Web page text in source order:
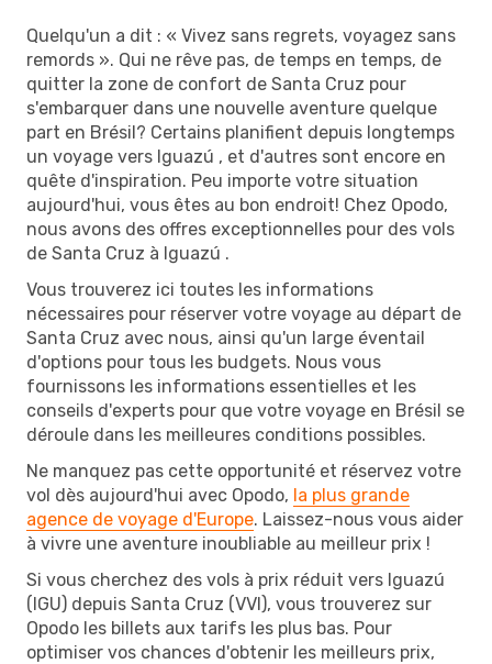
Quelqu'un a dit : « Vivez sans regrets, voyagez sans
remords ». Qui ne rêve pas, de temps en temps, de
quitter la zone de confort de Santa Cruz pour
s'embarquer dans une nouvelle aventure quelque
part en Brésil? Certains planifient depuis longtemps
un voyage vers Iguazú , et d'autres sont encore en
quête d'inspiration. Peu importe votre situation
aujourd'hui, vous êtes au bon endroit! Chez Opodo,
nous avons des offres exceptionnelles pour des vols
de Santa Cruz à Iguazú .
Vous trouverez ici toutes les informations
nécessaires pour réserver votre voyage au départ de
Santa Cruz avec nous, ainsi qu'un large éventail
d'options pour tous les budgets. Nous vous
fournissons les informations essentielles et les
conseils d'experts pour que votre voyage en Brésil se
déroule dans les meilleures conditions possibles.
Ne manquez pas cette opportunité et réservez votre
vol dès aujourd'hui avec Opodo, la plus grande
agence de voyage d'Europe. Laissez-nous vous aider
à vivre une aventure inoubliable au meilleur prix !
Si vous cherchez des vols à prix réduit vers Iguazú
(IGU) depuis Santa Cruz (VVI), vous trouverez sur
Opodo les billets aux tarifs les plus bas. Pour
optimiser vos chances d'obtenir les meilleurs prix,